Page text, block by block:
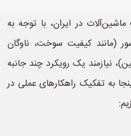
در ایران، با توجه به
(مانند کیفیت سوخت، ناوگان
نیازمند یک رویکرد چند جانبه
به تفکیک راهکارهای عملی در